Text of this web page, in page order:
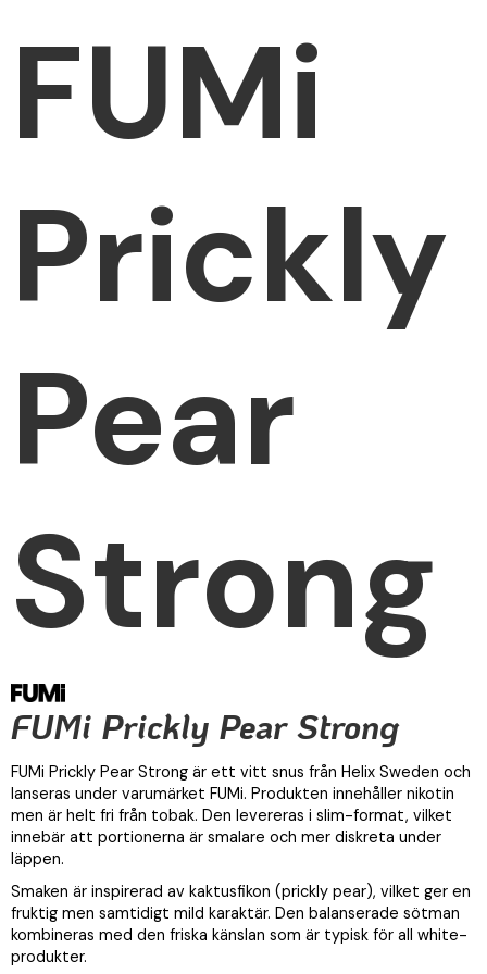
FUMi
Prickly
Pear
Strong
FUMi Prickly Pear Strong
FUMi Prickly Pear Strong är ett vitt snus från Helix Sweden och
lanseras under varumärket FUMi. Produkten innehåller nikotin
men är helt fri från tobak. Den levereras i slim-format, vilket
innebär att portionerna är smalare och mer diskreta under
läppen.
Smaken är inspirerad av kaktusfikon (prickly pear), vilket ger en
fruktig men samtidigt mild karaktär. Den balanserade sötman
kombineras med den friska känslan som är typisk för all white-
produkter.